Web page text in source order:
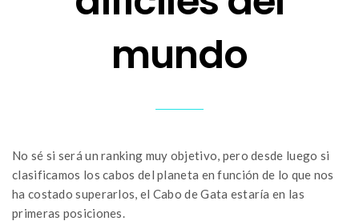
mundo
No sé si será un ranking muy objetivo, pero desde luego si
clasificamos los cabos del planeta en función de lo que nos
ha costado superarlos, el Cabo de Gata estaría en las
primeras posiciones.